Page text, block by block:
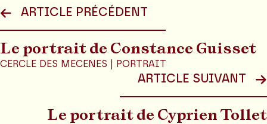
ARTICLE PRÉCÉDENT
Le portrait de Constance Guisset
CERCLE DES MECENES | PORTRAIT
ARTICLE SUIVANT
Le portrait de Cyprien Tollet